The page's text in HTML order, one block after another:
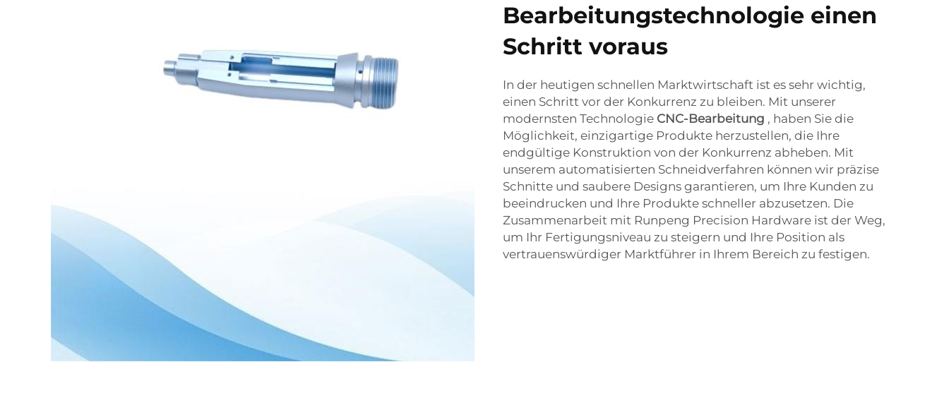
Bearbeitungstechnologie einen
Schritt voraus
In der heutigen schnellen Marktwirtschaft ist es sehr wichtig,
einen Schritt vor der Konkurrenz zu bleiben. Mit unserer
modernsten Technologie CNC-Bearbeitung , haben Sie die
Möglichkeit, einzigartige Produkte herzustellen, die Ihre
endgültige Konstruktion von der Konkurrenz abheben. Mit
unserem automatisierten Schneidverfahren können wir präzise
Schnitte und saubere Designs garantieren, um Ihre Kunden zu
beeindrucken und Ihre Produkte schneller abzusetzen. Die
Zusammenarbeit mit Runpeng Precision Hardware ist der Weg,
um Ihr Fertigungsniveau zu steigern und Ihre Position als
vertrauenswürdiger Marktführer in Ihrem Bereich zu festigen.